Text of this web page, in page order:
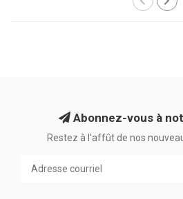
Abonnez-vous à
Restez à l'affût de nos